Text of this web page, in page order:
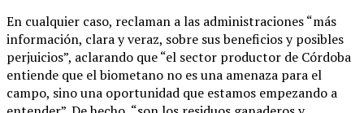
En cualquier caso, reclaman a las administraciones “más
información, clara y veraz, sobre sus beneficios y posibles
perjuicios”, aclarando que “el sector productor de Córdoba
entiende que el biometano no es una amenaza para el
campo, sino una oportunidad que estamos empezando a